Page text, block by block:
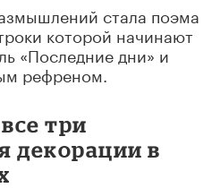
стала поэма
которой начинают
«Последние дни» и
рефреном.
три
декорации в